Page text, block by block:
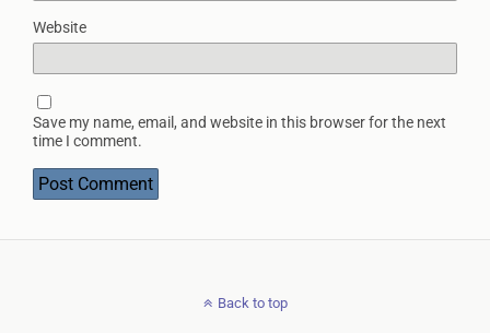
Website
Save my name, email, and website in this browser for the next
time I comment.
Back to top